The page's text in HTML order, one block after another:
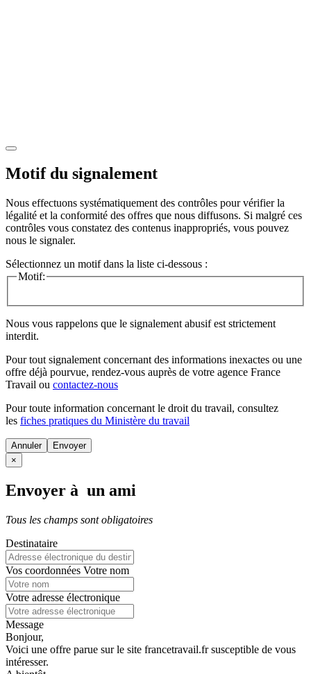
Motif du signalement
Nous effectuons systématiquement des contrôles pour vérifier la
légalité et la conformité des offres que nous diffusons. Si malgré ces
contrôles vous constatez des contenus inappropriés, vous pouvez
nous le signaler.
Sélectionnez un motif dans la liste ci-dessous :
Motif:
Nous vous rappelons que le signalement abusif est strictement
interdit.
Pour tout signalement concernant des informations inexactes ou une
offre déjà pourvue, rendez-vous auprès de votre agence France
Travail ou contactez-nous
Pour toute information concernant le droit du travail, consultez
les fiches pratiques du Ministère du travail
Annuler
×
Envoyer à un ami
Tous les champs sont obligatoires
Destinataire
Vos coordonnées Votre nom
Votre adresse électronique
Message
Bonjour,
Voici une offre parue sur le site francetravail.fr susceptible de vous
intéresser.